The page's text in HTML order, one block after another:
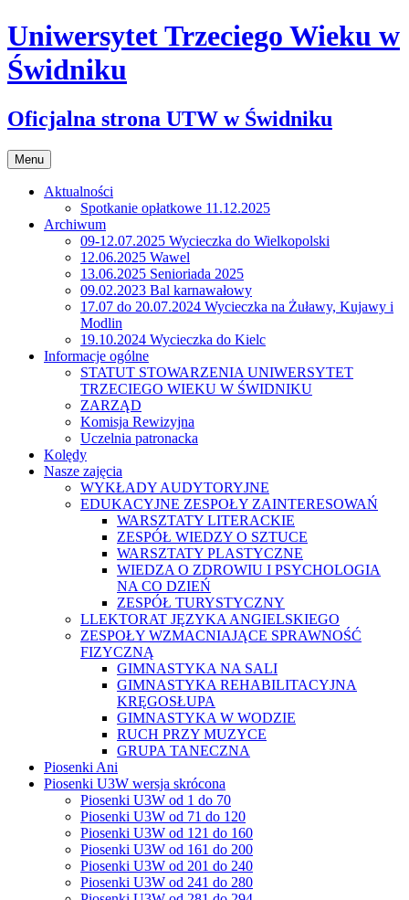
Uniwersytet Trzeciego Wieku w
Świdniku
Oficjalna strona UTW w Świdniku
Menu Przejdź
do
treści
Aktualności
Spotkanie opłatkowe 11.12.2025
Archiwum
09-12.07.2025 Wycieczka do Wielkopolski
12.06.2025 Wawel
13.06.2025 Senioriada 2025
09.02.2023 Bal karnawałowy
17.07 do 20.07.2024 Wycieczka na Żuławy, Kujawy i
Modlin
19.10.2024 Wycieczka do Kielc
Informacje ogólne
STATUT STOWARZENIA UNIWERSYTET
TRZECIEGO WIEKU W ŚWIDNIKU
ZARZĄD
Komisja Rewizyjna
Uczelnia patronacka
Kolędy
Nasze zajęcia
WYKŁADY AUDYTORYJNE
EDUKACYJNE ZESPOŁY ZAINTERESOWAŃ
WARSZTATY LITERACKIE
ZESPÓŁ WIEDZY O SZTUCE
WARSZTATY PLASTYCZNE
WIEDZA O ZDROWIU I PSYCHOLOGIA
NA CO DZIEŃ
ZESPÓŁ TURYSTYCZNY
LLEKTORAT JĘZYKA ANGIELSKIEGO
ZESPOŁY WZMACNIAJĄCE SPRAWNOŚĆ
FIZYCZNĄ
GIMNASTYKA NA SALI
GIMNASTYKA REHABILITACYJNA
KRĘGOSŁUPA
GIMNASTYKA W WODZIE
RUCH PRZY MUZYCE
GRUPA TANECZNA
Piosenki Ani
Piosenki U3W wersja skrócona
Piosenki U3W od 1 do 70
Piosenki U3W od 71 do 120
Piosenki U3W od 121 do 160
Piosenki U3W od 161 do 200
Piosenki U3W od 201 do 240
Piosenki U3W od 241 do 280